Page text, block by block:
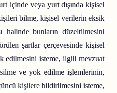
içinde veya yurt dışında kişisel
bilme, kişisel verilerin eksik
halinde bunların düzeltilmesini
şartlar çerçevesinde kişisel
edilmesini isteme, ilgili mevzuat
ve yok edilme işlemlerinin,
kişilere bildirilmesini isteme,